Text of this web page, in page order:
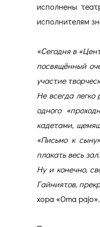
исполнены
исполнителям
«Сегодня в
посвящённый
участие
Не всегда
одного
кадетами,
«Письмо к
плакать весь
Ну и конечно,
Гайниятов,
хора «Oma pajo».